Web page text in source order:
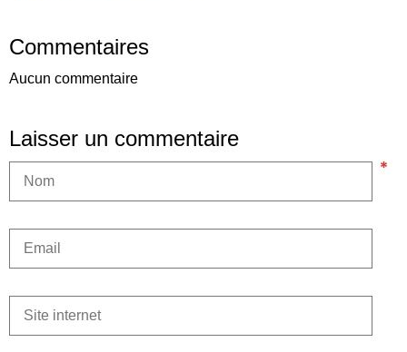
Commentaires
Aucun commentaire
Laisser un commentaire